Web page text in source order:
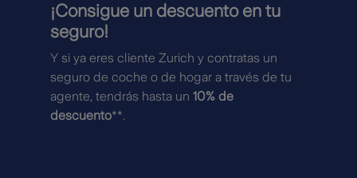
¡Consigue un descuento en tu
seguro!
Y si ya eres cliente Zurich y contratas un
seguro de coche o de hogar a través de tu
agente, tendrás hasta un 10% de
descuento**.